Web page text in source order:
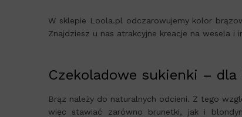
W sklepie Loola.pl odczarowujemy kolor
Znajdziesz u nas atrakcyjne kreacje na wesela
Czekoladowe sukienki – dla
Brąz należy do naturalnych odcieni. Z tego
więc stawiać zarówno brunetki, jak i